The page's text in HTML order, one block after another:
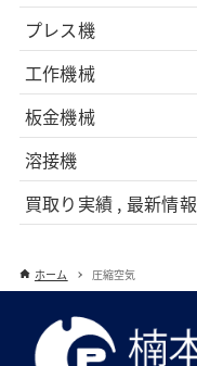
プレス機
工作機械
板金機械
溶接機
買取り実績 , 最新情報
ホーム 圧縮空気